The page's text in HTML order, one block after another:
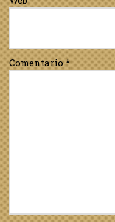
Comentario*